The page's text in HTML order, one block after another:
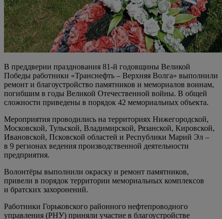
В преддверии празднования 81‑й годовщины Великой
Победы работники «Транснефть – Верхняя Волга» выполнили
ремонт и благоустройство памятников и мемориалов воинам,
погибшим в годы Великой Отечественной войны. В общей
сложности приведены в порядок 42 мемориальных объекта.
Мероприятия проводились на территориях Нижегородской,
Московской, Тульской, Владимирской, Рязанской, Кировской,
Ивановской, Псковской областей и Республики Марий Эл –
в 9 регионах ведения производственной деятельности
предприятия.
Волонтёры выполнили окраску и ремонт памятников,
привели в порядок территории мемориальных комплексов
и братских захоронений.
Работники Горьковского районного нефтепроводного
управления (РНУ) приняли участие в благоустройстве